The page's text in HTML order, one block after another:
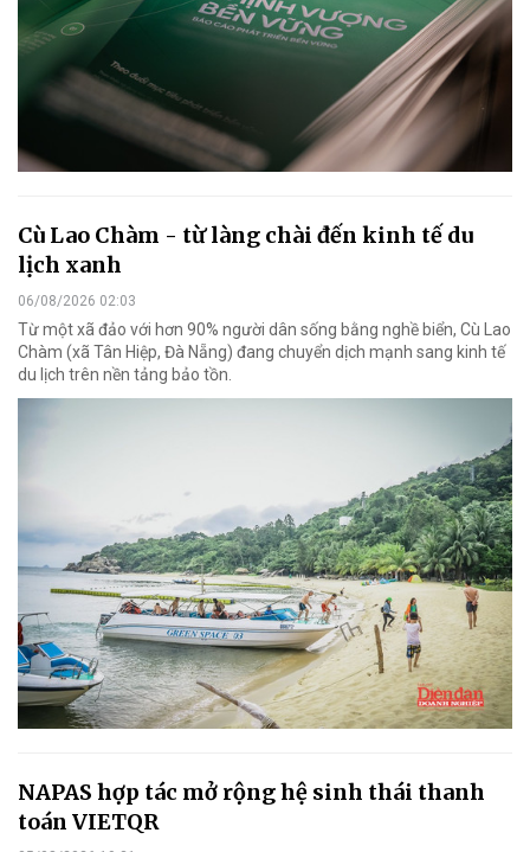
Cù Lao Chàm - từ làng chài đến kinh tế du
lịch xanh
06/08/2026 02:03
Từ một xã đảo với hơn 90% người dân sống bằng nghề biển, Cù Lao
Chàm (xã Tân Hiệp, Đà Nẵng) đang chuyển dịch mạnh sang kinh tế
du lịch trên nền tảng bảo tồn.
NAPAS hợp tác mở rộng hệ sinh thái thanh
toán VIETQR